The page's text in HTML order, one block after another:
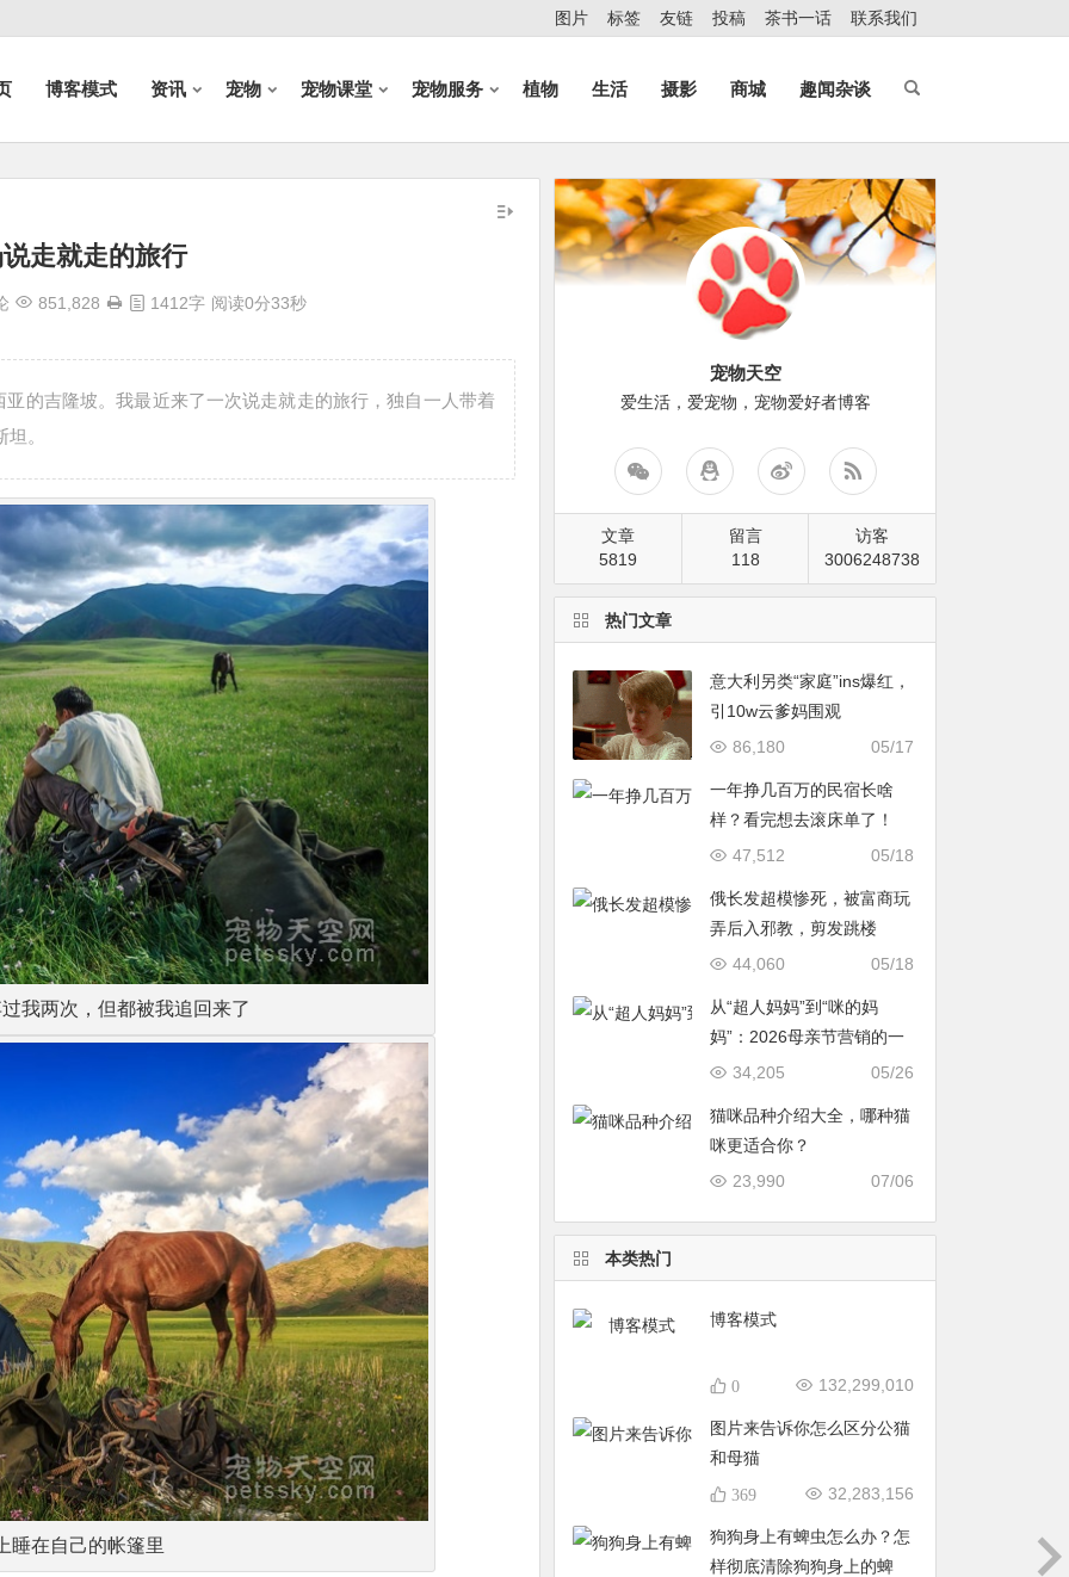
图片 标签 友链 投稿 茶书一话 联系我们
博客模式 资讯 宠物 宠物课堂 宠物服务 植物 生活 摄影 商城 趣闻杂谈
走就走的旅行
851,828 1412字 阅读0分33秒
的吉隆坡。我最近来了一次说走就走的旅行，独自一人带着
。
我两次，但都被我追回来了
睡在自己的帐篷里
宠物天空
爱生活，爱宠物，宠物爱好者博客
文章
5819
留言
118
访客
3006248738
热门文章
意大利另类“家庭”ins爆红，
引10w云爹妈围观
05/17
86,180
一年挣几百万的民宿长啥
样？看完想去滚床单了！
05/18
47,512
俄长发超模惨死，被富商玩
弄后入邪教，剪发跳楼
05/18
44,060
从“超人妈妈”到“咪的妈
妈”：2026母亲节营销的一
次温情破题
05/26
34,205
猫咪品种介绍大全，哪种猫
咪更适合你？
07/06
23,990
本类热门
博客模式
132,299,010
0
图片来告诉你怎么区分公猫
和母猫
32,283,156
369
狗狗身上有蜱虫怎么办？怎
样彻底清除狗狗身上的蜱